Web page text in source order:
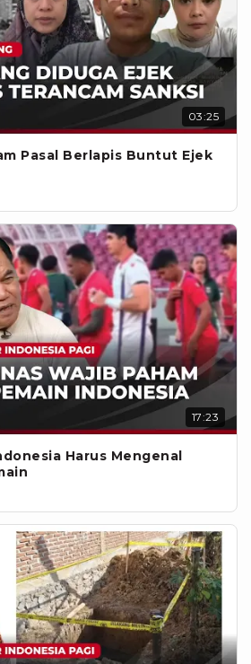
03:25
Pasal Berlapis Buntut Ejek
17:23
Harus Mengenal